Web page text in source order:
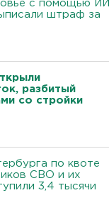
с помощью ИИ
штраф за
разбитый
со стройки
по квоте
СВО и их
3,4 тысячи